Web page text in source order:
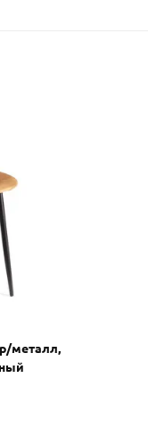
металл,